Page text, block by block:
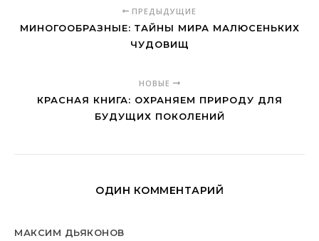
ПРЕДЫДУЩИЕ
МИНОГООБРАЗНЫЕ: ТАЙНЫ МИРА МАЛЮСЕНЬКИХ
ЧУДОВИЩ
НОВЫЕ
КРАСНАЯ КНИГА: ОХРАНЯЕМ ПРИРОДУ ДЛЯ
БУДУЩИХ ПОКОЛЕНИЙ
ОДИН КОММЕНТАРИЙ
МАКСИМ ДЬЯКОНОВ